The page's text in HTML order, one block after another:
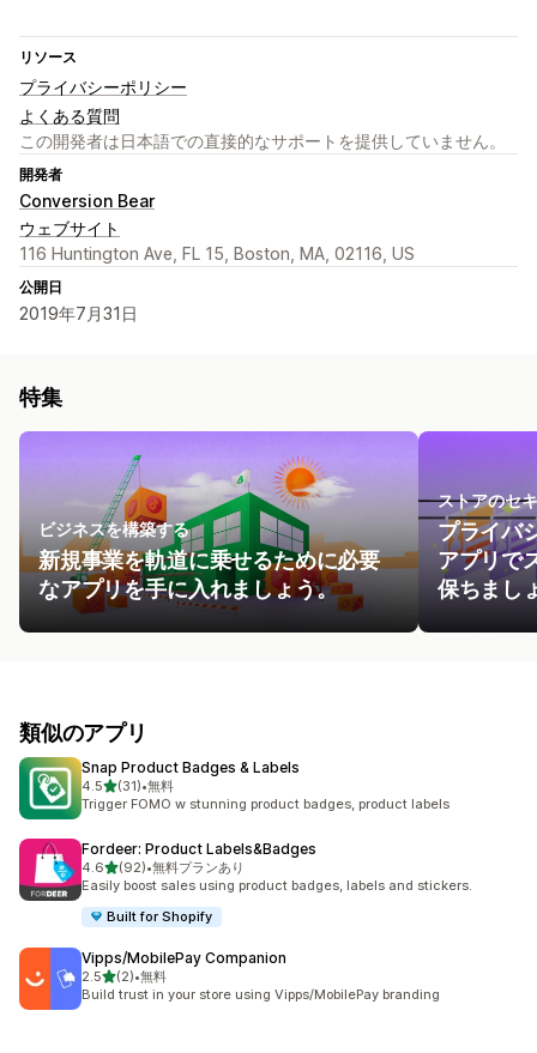
リソース
プライバシーポリシー
よくある質問
この開発者は日本語での直接的なサポートを提供していません。
開発者
Conversion Bear
ウェブサイト
116 Huntington Ave, FL 15, Boston, MA, 02116, US
公開日
2019年7月31日
特集
ビジネスを構築する
新規事業を軌道に乗せるために必要
なアプリを手に入れましょう。
ストアのセ
プライバ
アプリで
保ちまし
類似のアプリ
Snap Product Badges & Labels
4.55つ星中
(31)
合計レビュー数：31件
•無料
Trigger FOMO w stunning product badges, product labels
Fordeer: Product Labels&Badges
4.65つ星中
(92)
合計レビュー数：92件
•無料プランあり
Easily boost sales using product badges, labels and stickers.
Built for Shopify
Vipps/MobilePay Companion
2.55つ星中
(2)
合計レビュー数：2件
•無料
Build trust in your store using Vipps/MobilePay branding